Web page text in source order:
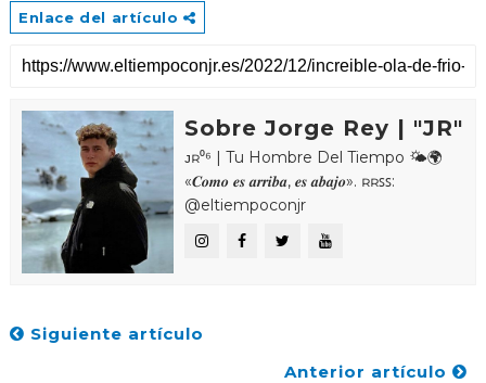
Enlace del artículo
Sobre Jorge Rey | "JR"
ᴊʀ⁰⁶ | Tu Hombre Del Tiempo 🌤🌍
«𝑪𝒐𝒎𝒐 𝒆𝒔 𝒂𝒓𝒓𝒊𝒃𝒂, 𝒆𝒔 𝒂𝒃𝒂𝒋𝒐». ʀʀꜱꜱ:
@eltiempoconjr
Siguiente artículo
Anterior artículo